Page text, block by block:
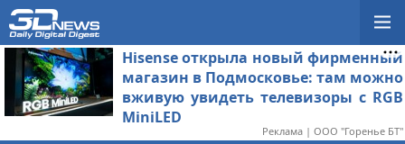
Hisense открыла новый фирменный
магазин в Подмосковье: там можно
вживую увидеть телевизоры с RGB
MiniLED
Реклама | ООО "Горенье БТ"